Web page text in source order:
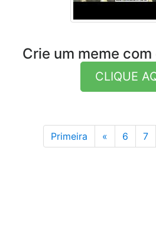
Crie um meme
CLIQUE
Primeira «Anterior
6 7